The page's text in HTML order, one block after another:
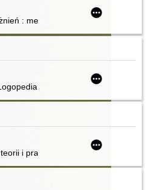
o trzeźwym myśleniu,
: metody oparte na dowodach
: gimnastyka języka
i praktyce